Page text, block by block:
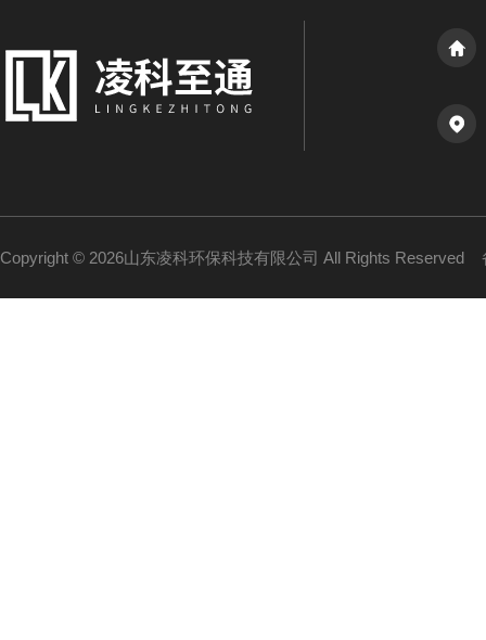
Copyright © 2026山东凌科环保科技有限公司 All Rights Reserved